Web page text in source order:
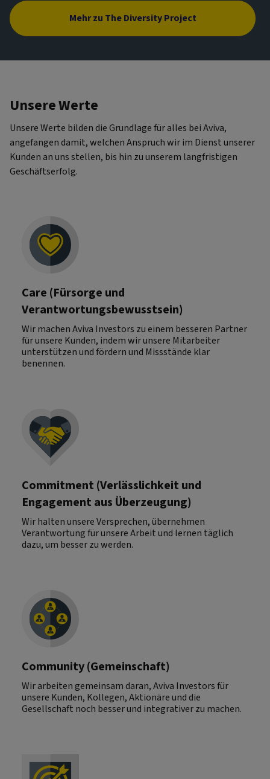
Mehr zu The Diversity Project
Unsere Werte
Unsere Werte bilden die Grundlage für alles bei Aviva,
angefangen damit, welchen Anspruch wir im Dienst unserer
Kunden an uns stellen, bis hin zu unserem langfristigen
Geschäftserfolg.
Care (Fürsorge und
Verantwortungsbewusstsein)
Wir machen Aviva Investors zu einem besseren Partner
für unsere Kunden, indem wir unsere Mitarbeiter
unterstützen und fördern und Missstände klar
benennen.
Commitment (Verlässlichkeit und
Engagement aus Überzeugung)
Wir halten unsere Versprechen, übernehmen
Verantwortung für unsere Arbeit und lernen täglich
dazu, um besser zu werden.
Community (Gemeinschaft)
Wir arbeiten gemeinsam daran, Aviva Investors für
unsere Kunden, Kollegen, Aktionäre und die
Gesellschaft noch besser und integrativer zu machen.